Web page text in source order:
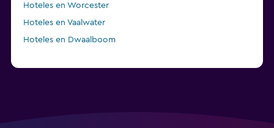
Hoteles en Worcester
Hoteles en Vaalwater
Hoteles en Dwaalboom